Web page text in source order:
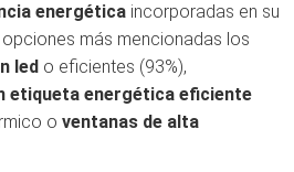
energética incorporadas en su
más mencionadas los
led o eficientes (93%),
etiqueta energética eficiente
o ventanas de alta